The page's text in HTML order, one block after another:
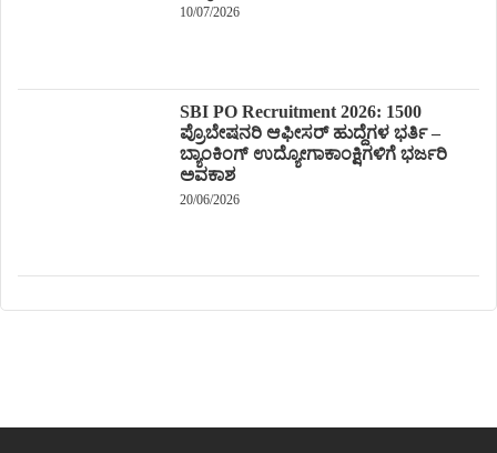
10/07/2026
SBI PO Recruitment 2026: 1500
ಪ್ರೊಬೇಷನರಿ ಆಫೀಸರ್ ಹುದ್ದೆಗಳ ಭರ್ತಿ –
ಬ್ಯಾಂಕಿಂಗ್ ಉದ್ಯೋಗಾಕಾಂಕ್ಷಿಗಳಿಗೆ ಭರ್ಜರಿ
ಅವಕಾಶ
20/06/2026